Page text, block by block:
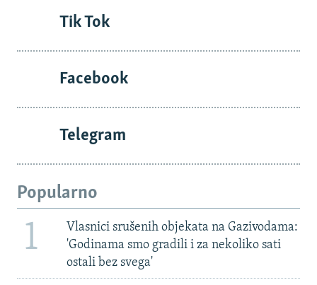
Tik Tok
Facebook
Telegram
Popularno
1
Vlasnici srušenih objekata na Gazivodama:
'Godinama smo gradili i za nekoliko sati
ostali bez svega'